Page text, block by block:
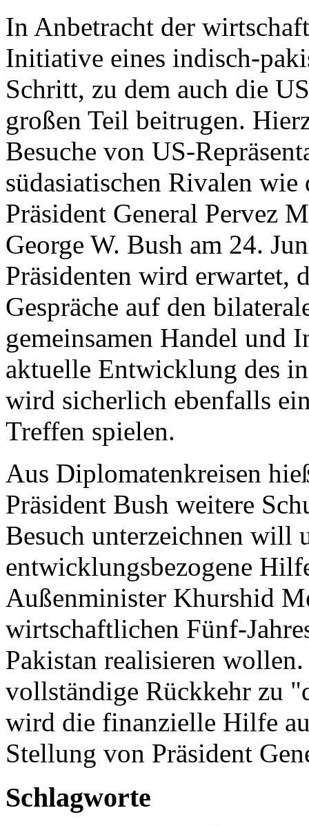
In Anbetracht der
Initiative eines indisch-
Schritt, zu dem auch die
großen Teil beitrugen.
Besuche von US-
südasiatischen Rivalen
Präsident General Pervez
George W. Bush am 24.
Präsidenten wird erwartet,
Gespräche auf den
gemeinsamen Handel und
aktuelle Entwicklung des
wird sicherlich ebenfalls
Treffen spielen.
Aus Diplomatenkreisen
Präsident Bush weitere
Besuch unterzeichnen will
entwicklungsbezogene
Außenminister Khurshid
wirtschaftlichen Fünf-
Pakistan realisieren
vollständige Rückkehr zu
wird die finanzielle Hilfe
Stellung von Präsident
Schlagworte